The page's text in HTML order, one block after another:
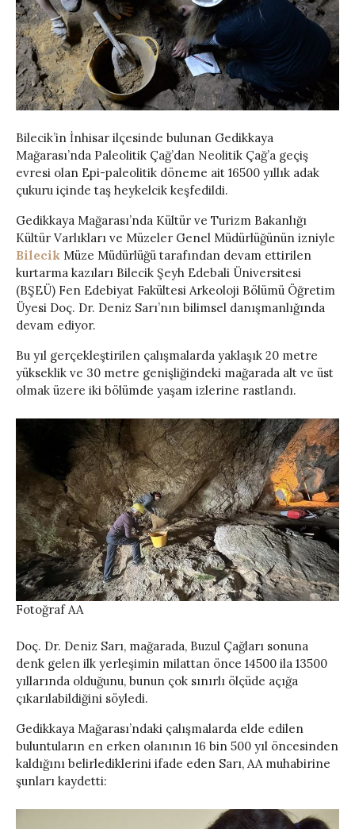
Bilecik’in İnhisar ilçesinde bulunan Gedikkaya
Mağarası’nda Paleolitik Çağ’dan Neolitik Çağ’a geçiş
evresi olan Epi-paleolitik döneme ait 16500 yıllık adak
çukuru içinde taş heykelcik keşfedildi.
Gedikkaya Mağarası’nda Kültür ve Turizm Bakanlığı
Kültür Varlıkları ve Müzeler Genel Müdürlüğünün izniyle
Bilecik Müze Müdürlüğü tarafından devam ettirilen
kurtarma kazıları Bilecik Şeyh Edebali Üniversitesi
(BŞEÜ) Fen Edebiyat Fakültesi Arkeoloji Bölümü Öğretim
Üyesi Doç. Dr. Deniz Sarı’nın bilimsel danışmanlığında
devam ediyor.
Bu yıl gerçekleştirilen çalışmalarda yaklaşık 20 metre
yükseklik ve 30 metre genişliğindeki mağarada alt ve üst
olmak üzere iki bölümde yaşam izlerine rastlandı.
Fotoğraf AA
Doç. Dr. Deniz Sarı, mağarada, Buzul Çağları sonuna
denk gelen ilk yerleşimin milattan önce 14500 ila 13500
yıllarında olduğunu, bunun çok sınırlı ölçüde açığa
çıkarılabildiğini söyledi.
Gedikkaya Mağarası’ndaki çalışmalarda elde edilen
buluntuların en erken olanının 16 bin 500 yıl öncesinden
kaldığını belirlediklerini ifade eden Sarı, AA muhabirine
şunları kaydetti: